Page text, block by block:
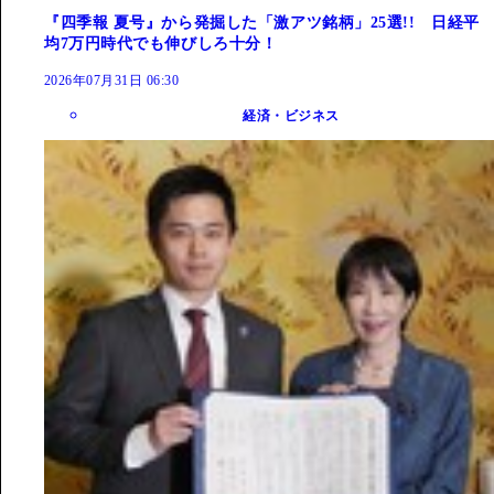
『四季報 夏号』から発掘した「激アツ銘柄」25選!! 日経平
均7万円時代でも伸びしろ十分！
2026年07月31日 06:30
経済・ビジネス